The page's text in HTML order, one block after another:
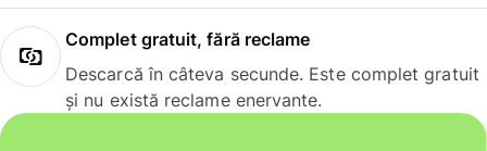
Complet gratuit, fără reclame
Descarcă în câteva secunde. Este complet gratuit
și nu există reclame enervante.